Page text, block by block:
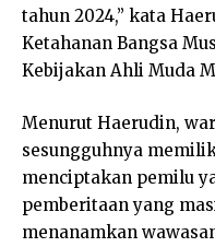
tahun 2024,” kata
Ketahanan Bangsa
Kebijakan Ahli Muda
Menurut Haerudin,
sesungguhnya
menciptakan pemilu
pemberitaan yang
menanamkan